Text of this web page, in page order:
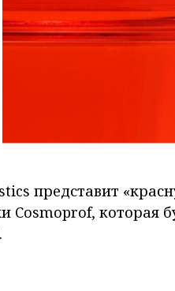
представит
Cosmoprof, которая